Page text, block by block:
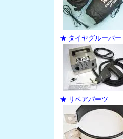
★ タイヤグルーバー
★ リペアパーツ